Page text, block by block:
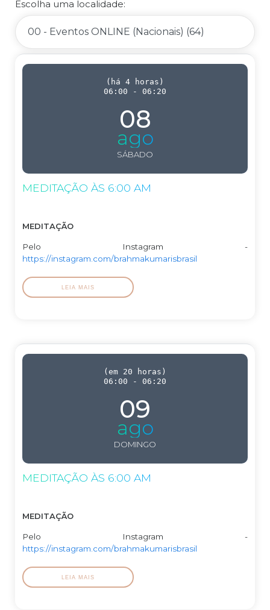
Escolha uma localidade:
MEDITAÇÃO ÀS 6:00 AM
MEDITAÇÃO
SÁBADO
ago
08
06:00 - 06:20
( há 4 horas )
Pelo Instagram -
https://instagram.com/brahmakumarisbrasil
LEIA MAIS
MEDITAÇÃO ÀS 6:00 AM
MEDITAÇÃO
DOMINGO
ago
09
06:00 - 06:20
(em 20 horas )
Pelo Instagram -
https://instagram.com/brahmakumarisbrasil
LEIA MAIS